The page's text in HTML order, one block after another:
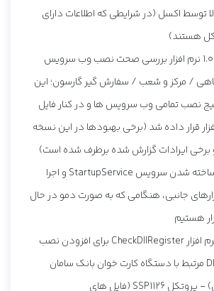
توسط اکسل (در شرایطی که اطلاعات دارای
هستند)
ارائه نسخه 1.09 نرم افزار بررسی صحت نصب وب سرویس
/ مرکز و شعب / سفارش گیر گارسون؛ این
نصب تمامی وب سرویس ها و در کنار فایل
قرار داده شد (برخی بهبودها در این نسخه
برخی ایرادات گزارش شده برطرف شده است)
جلوگیری از ساخته شدن سرویس StartupService و اجرا
جانبی، هنگامی که به صورت دمو در حال
هستیم
بروز رسانی نرم افزار CheckDllRegister برای افزودن نصب
فایل های DLL مرتبط با دستگاه کارت خوان بانک سامان
(سامان کیش) - پروتکل SSP1126 (فایل های